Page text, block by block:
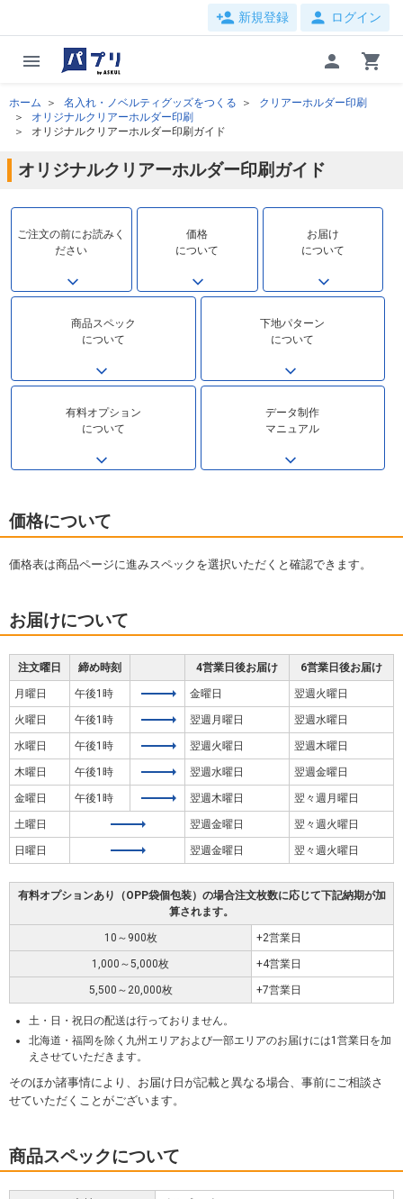
person_add 新規登録 person ログイン
menu person shopping_cart
ホーム 名入れ・ノベルティグッズをつくる
クリアーホルダー印刷
オリジナルクリアーホルダー印刷
オリジナルクリアーホルダー印刷ガイド
オリジナルクリアーホルダー印刷ガイド
ご注文の前にお読みく
ださい
価格
について
お届け
について
商品スペック
について
下地パターン
について
有料オプション
について
データ制作
マニュアル
価格について
価格表は商品ページに進みスペックを選択いただくと確認できます。
お届けについて
注文曜日 締め時刻 4営業日後お届け 6営業日後お届け
月曜日 午後1時 金曜日 翌週火曜日
火曜日 午後1時 翌週月曜日 翌週水曜日
水曜日 午後1時 翌週火曜日 翌週木曜日
木曜日 午後1時 翌週水曜日 翌週金曜日
金曜日 午後1時 翌週木曜日 翌々週月曜日
土曜日 翌週金曜日 翌々週火曜日
日曜日 翌週金曜日 翌々週火曜日
有料オプションあり（OPP袋個包装）の場合注文枚数に応じて下記納期が加
算されます。
10～900枚 +2営業日
1,000～5,000枚 +4営業日
5,500～20,000枚 +7営業日
土・日・祝日の配送は行っておりません。
北海道・福岡を除く九州エリアおよび一部エリアのお届けには1営業日を加
えさせていただきます。
そのほか諸事情により、お届け日が記載と異なる場合、事前にご相談さ
せていただくことがございます。
商品スペックについて